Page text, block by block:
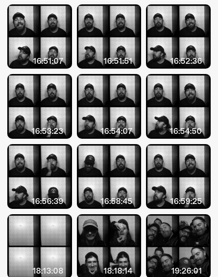
GÖNNEREI
SHOP
MITMACHEN
16:51:07 16:51:51 16:52:36
16:53:23 16:54:07 16:54:50
16:56:39 16:58:45 16:59:25
18:13:08 18:18:14 19:26:01